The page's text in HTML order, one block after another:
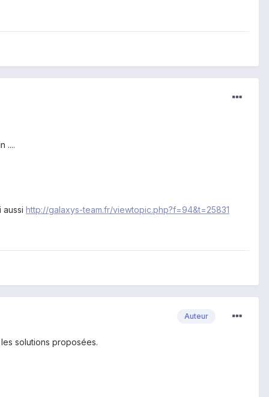
....
http://galaxys-team.fr/viewtopic.php?f=94&t=25831
Auteur
solutions proposées.